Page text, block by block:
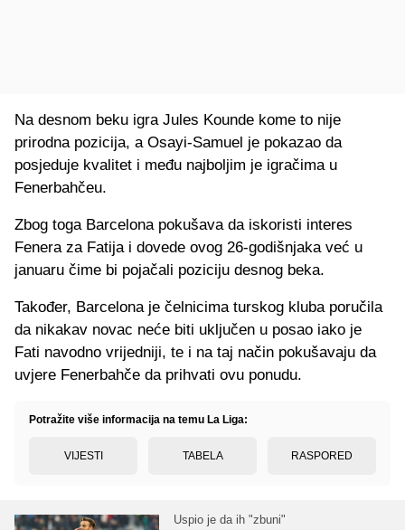
Na desnom beku igra Jules Kounde kome to nije
prirodna pozicija, a Osayi-Samuel je pokazao da
posjeduje kvalitet i među najboljim je igračima u
Fenerbahčeu.
Zbog toga Barcelona pokušava da iskoristi interes
Fenera za Fatija i dovede ovog 26-godišnjaka već u
januaru čime bi pojačali poziciju desnog beka.
Također, Barcelona je čelnicima turskog kluba poručila
da nikakav novac neće biti uključen u posao iako je
Fati navodno vrijedniji, te i na taj način pokušavaju da
uvjere Fenerbahče da prihvati ovu ponudu.
Potražite više informacija na temu La Liga:
VIJESTI TABELA RASPORED
Uspio je da ih "zbuni"